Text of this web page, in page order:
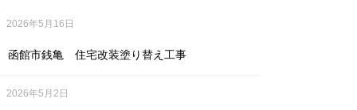
2026年5月16日
函館市銭亀 住宅改装塗り替え工事
2026年5月2日